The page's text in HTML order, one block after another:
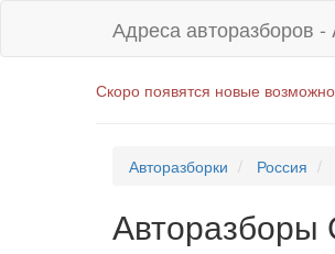
Адреса авторазборов -
Скоро появятся новые
Авторазборки Россия
Авторазборы